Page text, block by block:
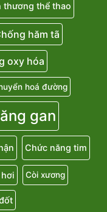
thương thể thao
hăm tã
oxy hóa
hoá đường
gan
Chức năng tim
Còi xương